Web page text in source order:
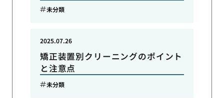
未分類
矯正装置別クリーニングのポイント
と注意点
2025.07.26
未分類